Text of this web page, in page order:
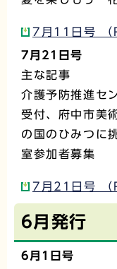
7月11日号 （
7月21日号
主な記事
介護予防推進セ
受付、府中市美
の国のひみつに
室参加者募集
7月21日号 （
6月発行
6月1日号